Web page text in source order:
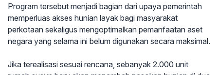
Program tersebut menjadi bagian dari upaya pemerintah
memperluas akses hunian layak bagi masyarakat
perkotaan sekaligus mengoptimalkan pemanfaatan aset
negara yang selama ini belum digunakan secara maksimal.
Jika terealisasi sesuai rencana, sebanyak 2.000 unit